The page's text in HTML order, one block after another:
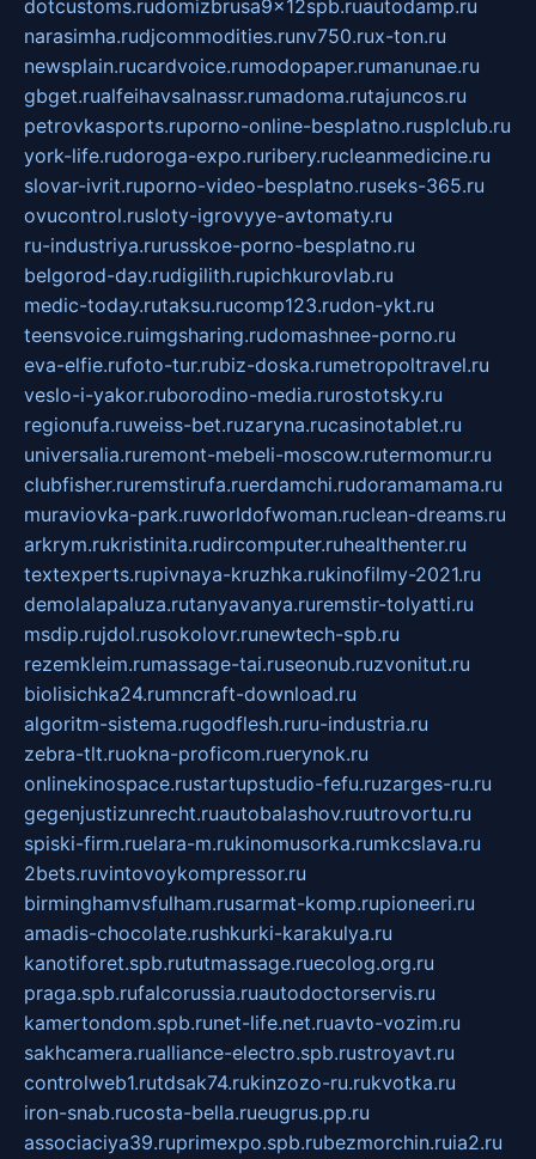
dotcustoms.rudomizbrusa9x12spb.ruautodamp.ru
narasimha.rudjcommodities.runv750.rux-ton.ru
newsplain.rucardvoice.rumodopaper.rumanunae.ru
gbget.rualfeihavsalnassr.rumadoma.rutajuncos.ru
petrovkasports.ruporno-online-besplatno.rusplclub.ru
york-life.rudoroga-expo.ruribery.rucleanmedicine.ru
slovar-ivrit.ruporno-video-besplatno.ruseks-365.ru
ovucontrol.rusloty-igrovyye-avtomaty.ru
ru-industriya.rurusskoe-porno-besplatno.ru
belgorod-day.rudigilith.rupichkurovlab.ru
medic-today.rutaksu.rucomp123.rudon-ykt.ru
teensvoice.ruimgsharing.rudomashnee-porno.ru
eva-elfie.rufoto-tur.rubiz-doska.rumetropoltravel.ru
veslo-i-yakor.ruborodino-media.rurostotsky.ru
regionufa.ruweiss-bet.ruzaryna.rucasinotablet.ru
universalia.ruremont-mebeli-moscow.rutermomur.ru
clubfisher.ruremstirufa.ruerdamchi.rudoramamama.ru
muraviovka-park.ruworldofwoman.ruclean-dreams.ru
arkrym.rukristinita.rudircomputer.ruhealthenter.ru
textexperts.rupivnaya-kruzhka.rukinofilmy-2021.ru
demolalapaluza.rutanyavanya.ruremstir-tolyatti.ru
msdip.rujdol.rusokolovr.runewtech-spb.ru
rezemkleim.rumassage-tai.ruseonub.ruzvonitut.ru
biolisichka24.rumncraft-download.ru
algoritm-sistema.rugodflesh.ruru-industria.ru
zebra-tlt.ruokna-proficom.ruerynok.ru
onlinekinospace.rustartupstudio-fefu.ruzarges-ru.ru
gegenjustizunrecht.ruautobalashov.ruutrovortu.ru
spiski-firm.ruelara-m.rukinomusorka.rumkcslava.ru
2bets.ruvintovoykompressor.ru
birminghamvsfulham.rusarmat-komp.rupioneeri.ru
amadis-chocolate.rushkurki-karakulya.ru
kanotiforet.spb.rututmassage.ruecolog.org.ru
praga.spb.rufalcorussia.ruautodoctorservis.ru
kamertondom.spb.runet-life.net.ruavto-vozim.ru
sakhcamera.rualliance-electro.spb.rustroyavt.ru
controlweb1.rutdsak74.rukinzozo-ru.rukvotka.ru
iron-snab.rucosta-bella.rueugrus.pp.ru
associaciya39.ruprimexpo.spb.rubezmorchin.ruia2.ru